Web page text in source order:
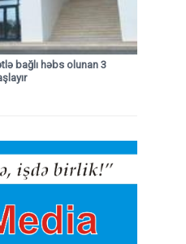
bağlı həbs olunan 3